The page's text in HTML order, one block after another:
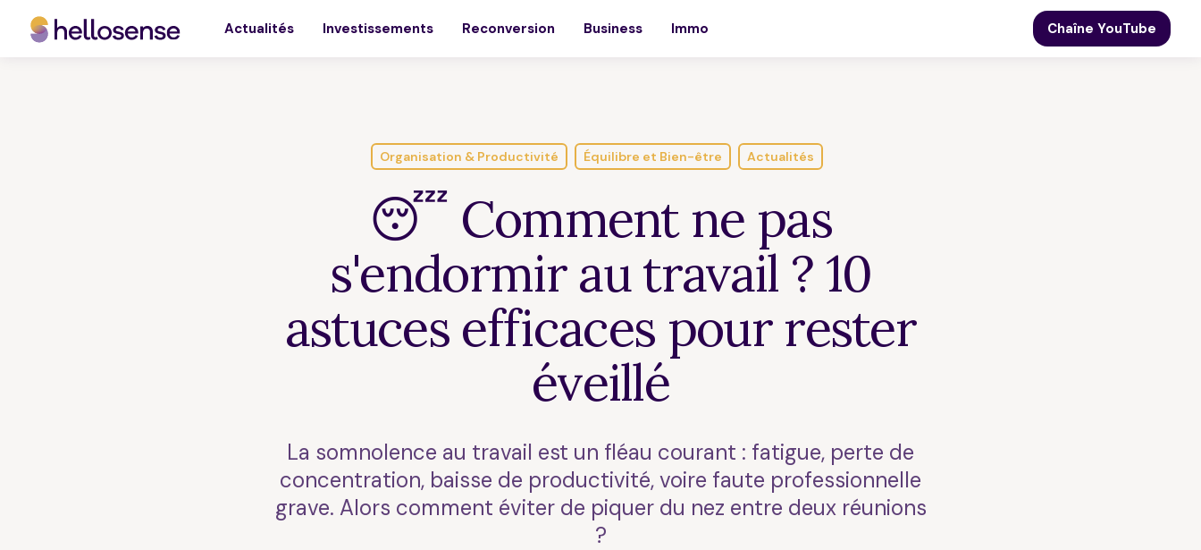
Actualités Investissements Reconversion Business Immo Chaîne YouTube
Organisation & Productivité Équilibre et Bien-être Actualités
😴 Comment ne pas
s'endormir au travail ? 10
astuces efficaces pour rester
éveillé
La somnolence au travail est un fléau courant : fatigue, perte de
concentration, baisse de productivité, voire faute professionnelle
grave. Alors comment éviter de piquer du nez entre deux réunions
?